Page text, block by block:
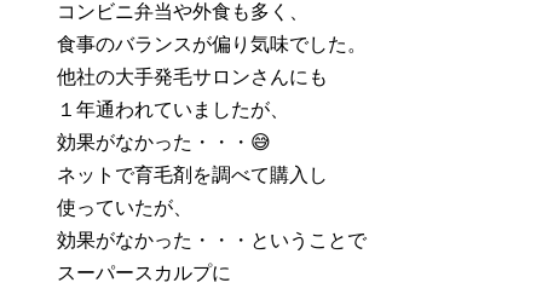
コンビニ弁当や外食も多く、
食事のバランスが偏り気味でした。
他社の大手発毛サロンさんにも
１年通われていましたが、
効果がなかった・・・😅
ネットで育毛剤を調べて購入し
使っていたが、
効果がなかった・・・ということで
スーパースカルプに